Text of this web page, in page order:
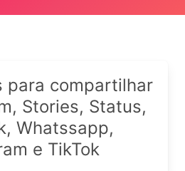
para compartilhar
Stories, Status,
Whatssapp,
e TikTok